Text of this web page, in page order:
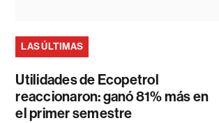
LAS ÚLTIMAS
Utilidades de Ecopetrol
reaccionaron: ganó 81% más en
el primer semestre